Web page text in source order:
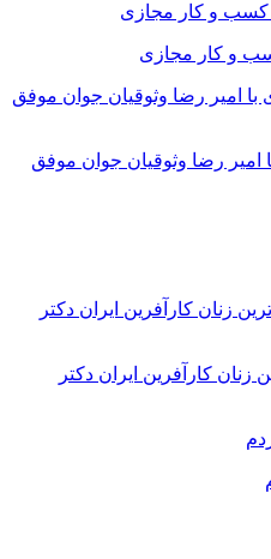
و کار مجازی
رضا وثوقیان جوان موفق
کارآفرین ایران دکتر